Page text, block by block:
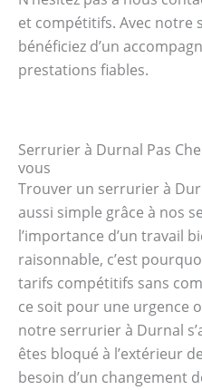
et compétitifs. Avec notre
bénéficiez d’un
prestations fiables.
Serrurier à Durnal Pas
vous
Trouver un serrurier à
aussi simple grâce à nos
l’importance d’un travail
raisonnable, c’est
tarifs compétitifs sans
ce soit pour une urgence
notre serrurier à Durnal
êtes bloqué à l’extérieur
besoin d’un changement